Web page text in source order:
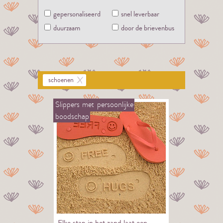
gepersonaliseerd
snel leverbaar
duurzaam
door de brievenbus
schoenen
Slippers met persoonlijke
boodschap